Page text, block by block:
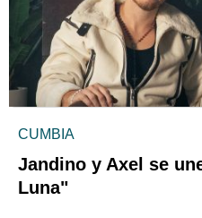
CUMBIA
Jandino y Axel se
Luna"